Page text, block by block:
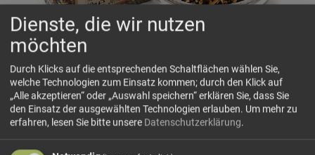
Spaghettigewürz-'Amatriciana' Horvat
(ohne Salz)
Zutaten: Tomatenflocken, Zwiebelscheiben,
Dienste, die wir nutzen
möchten
Durch Klicks auf die entsprechenden Schaltflächen wählen Sie,
welche Technologien zum Einsatz kommen; durch den Klick auf
„Alle akzeptieren“ oder „Auswahl speichern“ erklären Sie, dass Sie
den Einsatz der ausgewählten Technologien erlauben. Um mehr zu
erfahren, lesen Sie bitte unsere Datenschutzerklärung.